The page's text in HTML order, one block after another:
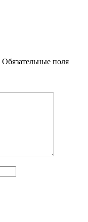
Обязательные поля